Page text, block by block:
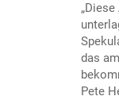
das
Pete